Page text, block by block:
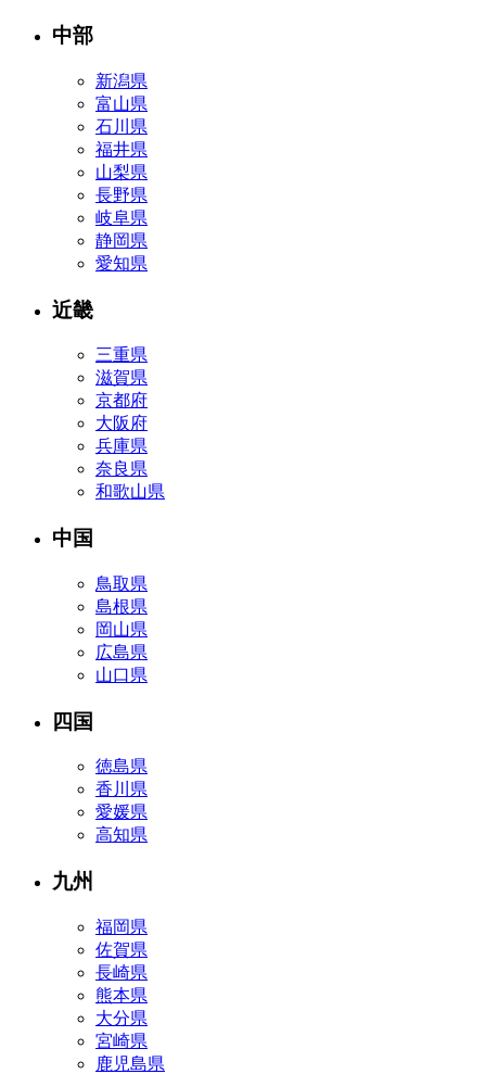
中部
新潟県
富山県
石川県
福井県
山梨県
長野県
岐阜県
静岡県
愛知県
近畿
三重県
滋賀県
京都府
大阪府
兵庫県
奈良県
和歌山県
中国
鳥取県
島根県
岡山県
広島県
山口県
四国
徳島県
香川県
愛媛県
高知県
九州
福岡県
佐賀県
長崎県
熊本県
大分県
宮崎県
鹿児島県